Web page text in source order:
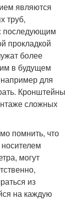
являются
труб,
последующим
прокладкой
более
в будущем
например для
Кронштейны
сложных
помнить, что
могут
из
на каждую